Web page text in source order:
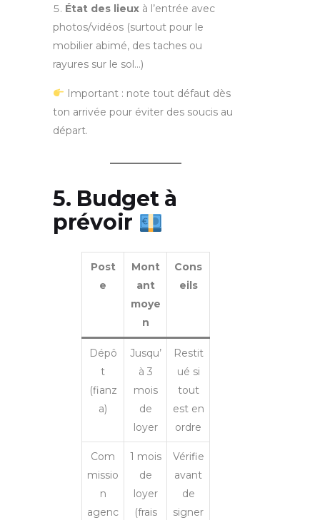
État des lieux à l’entrée avec
photos/vidéos (surtout pour le
mobilier abimé, des taches ou
rayures sur le sol…)
Important : note tout défaut dès
ton arrivée pour éviter des soucis au
départ.
5. Budget à
prévoir
Post
e
Mont
ant
moye
n
Cons
eils
Dépô
t
(fianz
a)
Jusqu’
à 3
mois
de
loyer
Restit
ué si
tout
est en
ordre
Com
missio
n
agenc
1 mois
de
loyer
(frais
Vérifie
avant
de
signer